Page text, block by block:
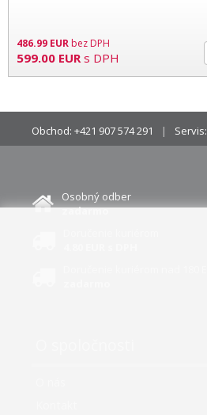
486.99 EURbez DPH
599.00 EUR s DPH
Obchod: +421 907 574 291 Servis:
Osobný odber
zadarmo